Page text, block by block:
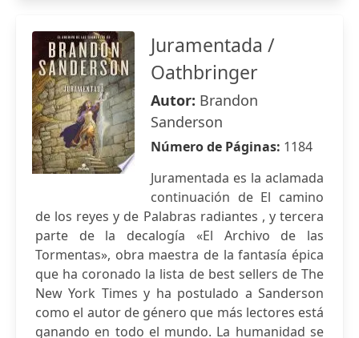
Juramentada /
Oathbringer
Autor: Brandon
Sanderson
Número de Páginas: 1184
Juramentada es la aclamada
continuación de El camino
de los reyes y de Palabras radiantes , y tercera
parte de la decalogía «El Archivo de las
Tormentas», obra maestra de la fantasía épica
que ha coronado la lista de best sellers de The
New York Times y ha postulado a Sanderson
como el autor de género que más lectores está
ganando en todo el mundo. La humanidad se